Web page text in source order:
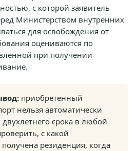
с которой заявитель
Министерством внутренних
для освобождения от
оцениваются по
при получении
приобретенный
нельзя автоматически
двухлетнего срока в любой
с какой
резиденция, когда